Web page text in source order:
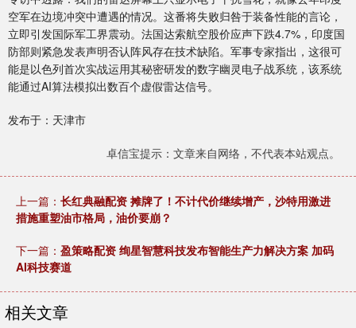
空军在边境冲突中遭遇的情况。这番将失败归咎于装备性能的言论，
立即引发国际军工界震动。法国达索航空股价应声下跌4.7%，印度国
防部则紧急发表声明否认阵风存在技术缺陷。军事专家指出，这很可
能是以色列首次实战运用其秘密研发的数字幽灵电子战系统，该系统
能通过AI算法模拟出数百个虚假雷达信号。
发布于：天津市
卓信宝提示：文章来自网络，不代表本站观点。
上一篇： 长红典融配资 摊牌了！不计代价继续增产，沙特用激进
措施重塑油市格局，油价要崩？
下一篇： 盈策略配资 绚星智慧科技发布智能生产力解决方案 加码
AI科技赛道
相关文章